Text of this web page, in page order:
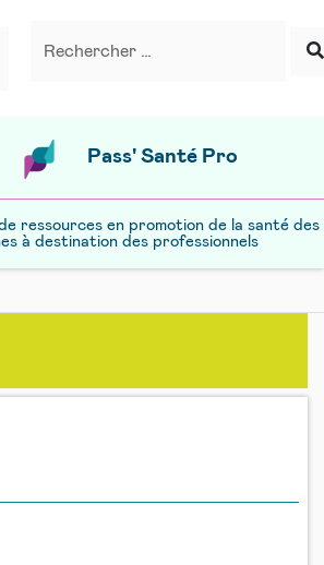
Pass' Santé Pro
ressources en promotion de la santé des
à destination des professionnels